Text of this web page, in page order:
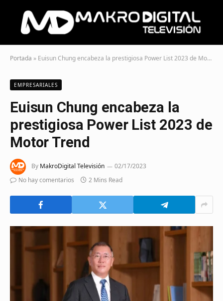
Portada » Euisun Chung encabeza la prestigiosa Power List 2023 de Motor Trend
EMPRESARIALES
Euisun Chung encabeza la
prestigiosa Power List 2023 de
Motor Trend
By MakroDigital Televisión
02/17/2023
No hay comentarios
2 Mins Read